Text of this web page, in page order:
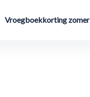
Vroegboekkorting zomer